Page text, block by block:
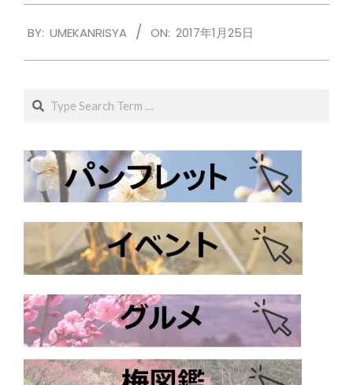
01-
BY: UMEKANRISYA ON: 2017年1月25日
Search